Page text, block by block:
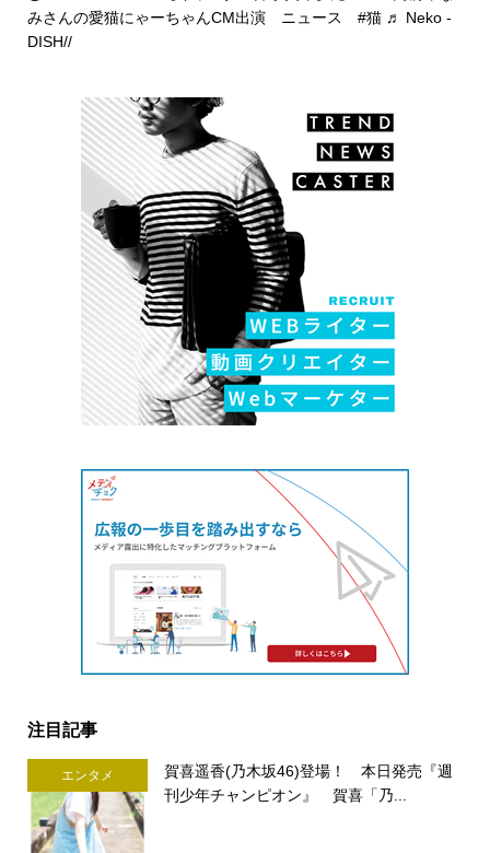
みさんの愛猫にゃーちゃんCM出演 ニュース #猫 ♬ Neko -
DISH//
注目記事
エンタメ
賀喜遥香(乃木坂46)登場！ 本日発売『週
刊少年チャンピオン』 賀喜「乃...